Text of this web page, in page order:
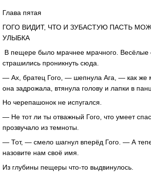
Глава пятая
ГОГО ВИДИТ, ЧТО И ЗУБАСТУЮ ПАСТЬ
УЛЫБКА
В пещере было мрачнее мрачного. Весёлые
страшились проникнуть сюда.
— Ах, братец Гого, — шепнула Ага, — как
она задрожала, втянула голову и лапки в
Но черепашонок не испугался.
— Не тот ли ты отважный Гого, что умеет
прозвучало из темноты.
— Тот, — смело шагнул вперёд Гого. — А
назовите нам своё имя.
Из глубины пещеры что-то выдвинулось.